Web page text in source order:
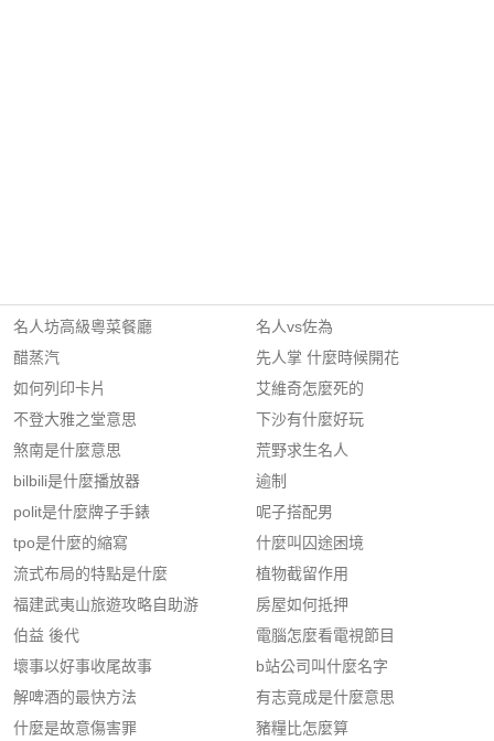
名人坊高級粵菜餐廳
醋蒸汽
如何列印卡片
不登大雅之堂意思
煞南是什麼意思
bilbili是什麼播放器
polit是什麼牌子手錶
tpo是什麼的縮寫
流式布局的特點是什麼
福建武夷山旅遊攻略自助游
伯益 後代
壞事以好事收尾故事
解啤酒的最快方法
什麼是故意傷害罪
名人vs佐為
先人掌 什麼時候開花
艾維奇怎麼死的
下沙有什麼好玩
荒野求生名人
逾制
呢子搭配男
什麼叫囚途困境
植物截留作用
房屋如何抵押
電腦怎麼看電視節目
b站公司叫什麼名字
有志竟成是什麼意思
豬糧比怎麼算